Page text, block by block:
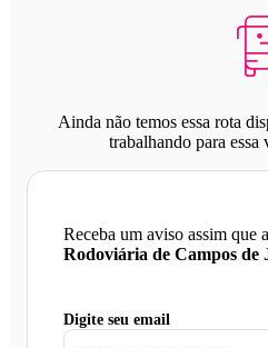
Ainda não temos essa rota
trabalhando para
Receba um aviso assim que
Rodoviária de Campos de
Digite seu email